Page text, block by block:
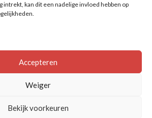
intrekt, kan dit een nadelige invloed hebben op
Accepteren
Weiger
Bekijk voorkeuren
Amsterdam